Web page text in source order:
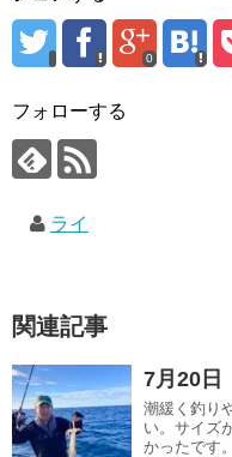
0
フォローする
ライ
関連記事
7月20
潮緩く釣り
い。サイズ
かったです